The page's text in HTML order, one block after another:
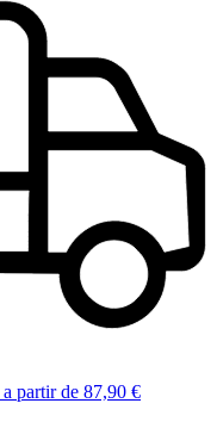
a partir de 87,90 €